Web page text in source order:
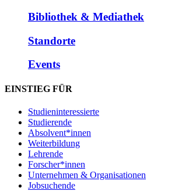
Bibliothek & Mediathek
Standorte
Events
EINSTIEG FÜR
Studieninteressierte
Studierende
Absolvent*innen
Weiterbildung
Lehrende
Forscher*innen
Unternehmen & Organisationen
Jobsuchende